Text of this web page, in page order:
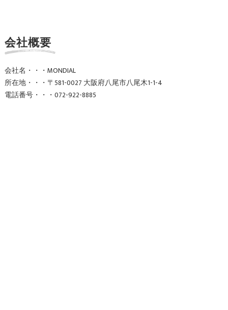
会社概要
会社名・・・MONDIAL
所在地・・・〒581-0027 大阪府八尾市八尾木1-1-4
電話番号・・・072-922-8885